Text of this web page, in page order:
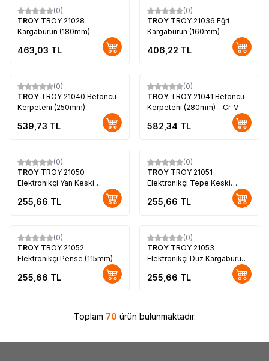
(0)
TROY TROY 21028
Kargaburun (180mm)
463,03 TL
(0)
TROY TROY 21036 Eğri
Kargaburun (160mm)
406,22 TL
(0)
TROY TROY 21040 Betoncu
Kerpeteni (250mm)
539,73 TL
(0)
TROY TROY 21041 Betoncu
Kerpeteni (280mm) - Cr-V
582,34 TL
(0)
TROY TROY 21050
Elektronikçi Yan Keski
255,66 TL
(0)
TROY TROY 21051
Elektronikçi Tepe Keski
255,66 TL
(0)
TROY TROY 21052
Elektronikçi Pense (115mm)
255,66 TL
(0)
TROY TROY 21053
Elektronikçi Düz Kargaburun
255,66 TL
Toplam 70 ürün bulunmaktadır.